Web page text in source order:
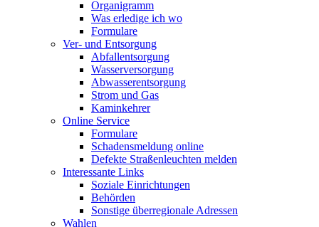
Organigramm
Was erledige ich wo
Formulare
Ver- und Entsorgung
Abfallentsorgung
Wasserversorgung
Abwasserentsorgung
Strom und Gas
Kaminkehrer
Online Service
Formulare
Schadensmeldung online
Defekte Straßenleuchten melden
Interessante Links
Soziale Einrichtungen
Behörden
Sonstige überregionale Adressen
Wahlen